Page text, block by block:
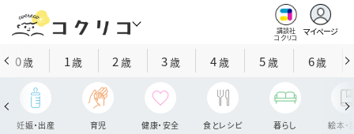
講談社
コクリコ
マイページ
0歳 1歳 2 歳 3歳 4歳 5歳 6歳
妊娠・出産 育児 健康・安全 食とレシピ 暮らし 絵本・